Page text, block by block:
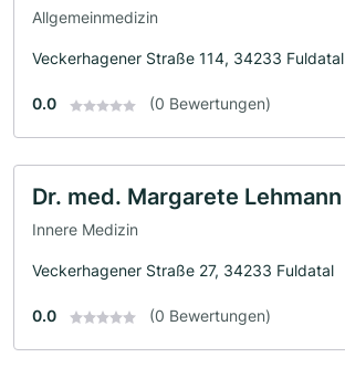
Allgemeinmedizin
Veckerhagener Straße 114, 34233 Fuldatal
0.0 (0 Bewertungen)
Dr. med. Margarete Lehmann
Innere Medizin
Veckerhagener Straße 27, 34233 Fuldatal
0.0 (0 Bewertungen)